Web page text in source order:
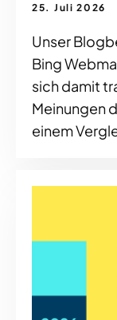
25. Juli 2026
Unser
Bing
sich damit
Meinungen
einem